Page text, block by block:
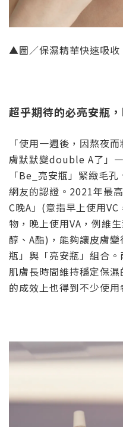
▲圖／保濕精華快速吸收
超乎期待的必亮安瓶
「使用一週後，因熬夜
膚默默變double A了」
「Be_亮安瓶」緊緻毛
網友的認證。2021年最
C晚A」(意指早上使用
物，晚上使用VA，例維
醇、A酯)，能夠讓皮膚
瓶」與「亮安瓶」組合
肌膚長時間維持穩定保
的成效上也得到不少使用